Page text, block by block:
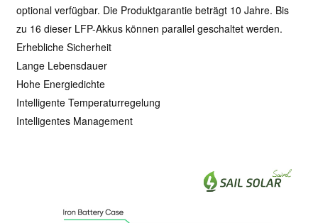
optional verfügbar. Die Produktgarantie beträgt 10 Jahre. Bis
zu 16 dieser LFP-Akkus können parallel geschaltet werden.
Erhebliche Sicherheit
Lange Lebensdauer
Hohe Energiedichte
Intelligente Temperaturregelung
Intelligentes Management